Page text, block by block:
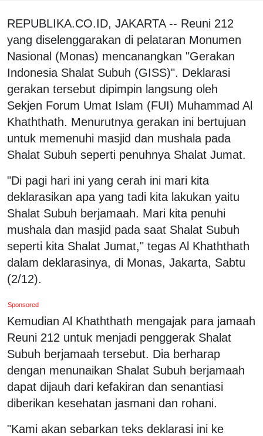
REPUBLIKA.CO.ID, JAKARTA -- Reuni 212
yang diselenggarakan di pelataran Monumen
Nasional (Monas) mencanangkan "Gerakan
Indonesia Shalat Subuh (GISS)". Deklarasi
gerakan tersebut dipimpin langsung oleh
Sekjen Forum Umat Islam (FUI) Muhammad Al
Khaththath. Menurutnya gerakan ini bertujuan
untuk memenuhi masjid dan mushala pada
Shalat Subuh seperti penuhnya Shalat Jumat.
"Di pagi hari ini yang cerah ini mari kita
deklarasikan apa yang tadi kita lakukan yaitu
Shalat Subuh berjamaah. Mari kita penuhi
mushala dan masjid pada saat Shalat Subuh
seperti kita Shalat Jumat," tegas Al Khaththath
dalam deklarasinya, di Monas, Jakarta, Sabtu
(2/12).
Sponsored
Kemudian Al Khaththath mengajak para jamaah
Reuni 212 untuk menjadi penggerak Shalat
Subuh berjamaah tersebut. Dia berharap
dengan menunaikan Shalat Subuh berjamaah
dapat dijauh dari kefakiran dan senantiasi
diberikan kesehatan jasmani dan rohani.
"Kami akan sebarkan teks deklarasi ini ke